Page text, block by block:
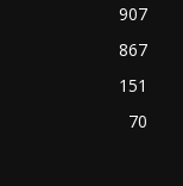
907
867
151
70